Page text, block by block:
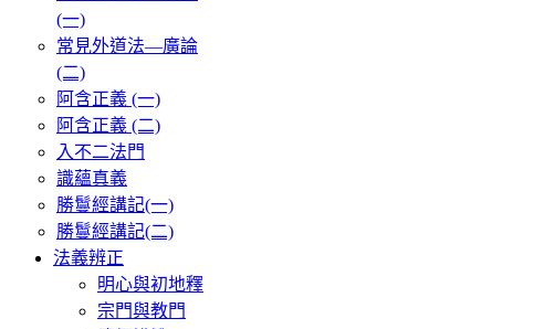
(一)
常見外道法—廣論
(二)
阿含正義 (一)
阿含正義 (二)
入不二法門
識蘊真義
勝鬘經講記(一)
勝鬘經講記(二)
法義辨正
明心與初地釋
宗門與教門